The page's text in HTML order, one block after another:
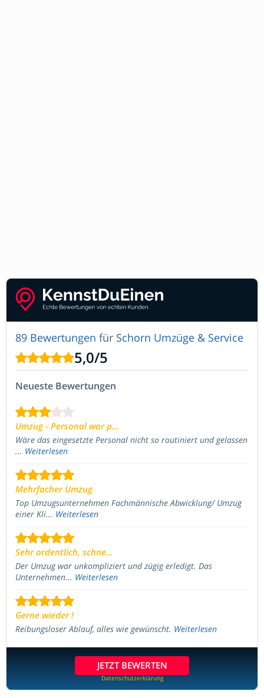
89 Bewertungen für Schorn Umzüge & Service
5,0/5
Neueste Bewertungen
Umzug - Personal war p...
Wäre das eingesetzte Personal nicht so routiniert und gelassen
... Weiterlesen
Mehrfacher Umzug
Top Umzugsunternehmen Fachmännische Abwicklung/ Umzug
einer Kli... Weiterlesen
Sehr ordentlich, schne...
Der Umzug war unkompliziert und zügig erledigt. Das
Unternehmen... Weiterlesen
Gerne wieder !
Reibungsloser Ablauf, alles wie gewünscht. Weiterlesen
JETZT BEWERTEN
Datenschutzerklärung